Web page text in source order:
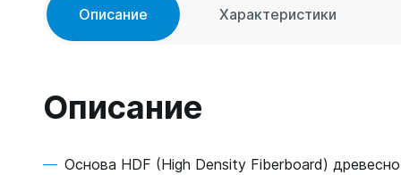
Описание Характеристики
Описание
Основа HDF (High Density Fiberboard)